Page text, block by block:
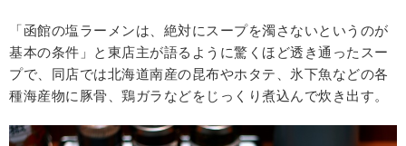
「函館の塩ラーメンは、絶対にスープを濁さないというのが
基本の条件」と東店主が語るように驚くほど透き通ったスー
プで、同店では北海道南産の昆布やホタテ、氷下魚などの各
種海産物に豚骨、鶏ガラなどをじっくり煮込んで炊き出す。